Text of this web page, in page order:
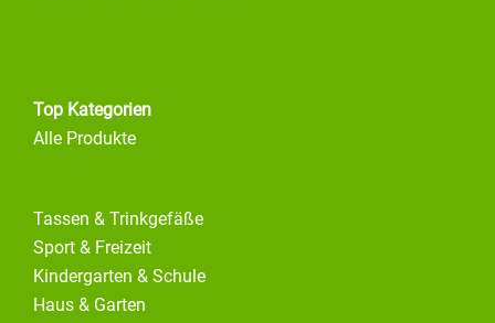
Top Kategorien
Alle Produkte
Tassen & Trinkgefäße
Sport & Freizeit
Kindergarten & Schule
Haus & Garten